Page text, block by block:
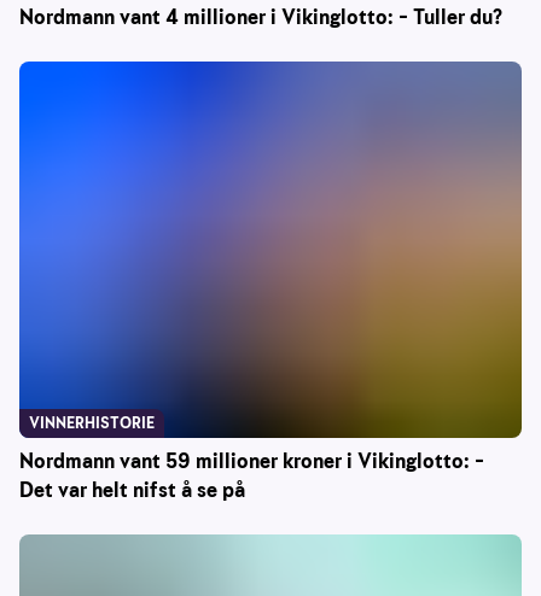
Nordmann vant 4 millioner i Vikinglotto: – Tuller du?
Nordmann vant 59 millioner kroner i Vikinglotto: –
Det var helt nifst å se på
VINNERHISTORIE